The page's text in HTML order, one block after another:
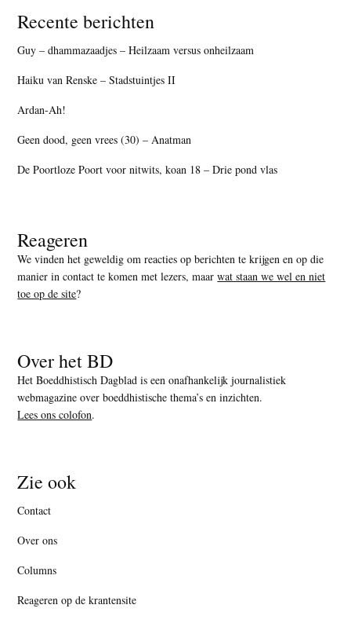
Recente berichten
Guy – dhammazaadjes – Heilzaam versus onheilzaam
Haiku van Renske – Stadstuintjes II
Ardan-Ah!
Geen dood, geen vrees (30) – Anatman
De Poortloze Poort voor nitwits, koan 18 – Drie pond vlas
Reageren
We vinden het geweldig om reacties op berichten te krijgen en op die
manier in contact te komen met lezers, maarwat staan we wel en niet
toe op de site?
Over het BD
Het Boeddhistisch Dagblad is een onafhankelijk journalistiek
webmagazine over boeddhistische thema’s en inzichten.
Lees ons colofon.
Zie ook
Contact
Over ons
Columns
Reageren op de krantensite